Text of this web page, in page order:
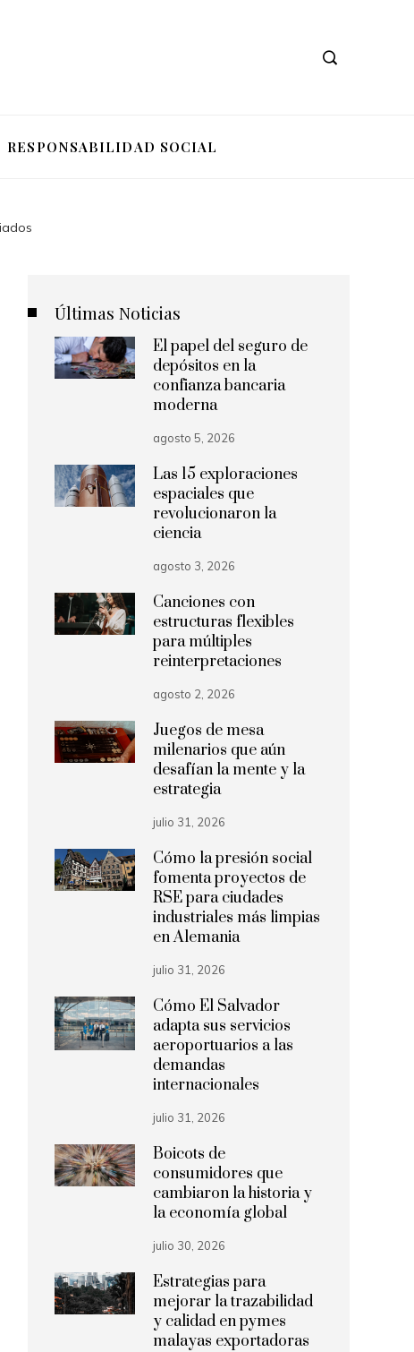
RESPONSABILIDAD SOCIAL
Últimas Noticias
El papel del seguro de
depósitos en la
confianza bancaria
moderna
agosto 5, 2026
Las 15 exploraciones
espaciales que
revolucionaron la
ciencia
agosto 3, 2026
Canciones con
estructuras flexibles
para múltiples
reinterpretaciones
agosto 2, 2026
Juegos de mesa
milenarios que aún
desafían la mente y la
estrategia
julio 31, 2026
Cómo la presión social
fomenta proyectos de
RSE para ciudades
industriales más limpias
en Alemania
julio 31, 2026
Cómo El Salvador
adapta sus servicios
aeroportuarios a las
demandas
internacionales
julio 31, 2026
Boicots de
consumidores que
cambiaron la historia y
la economía global
julio 30, 2026
Estrategias para
mejorar la trazabilidad
y calidad en pymes
malayas exportadoras